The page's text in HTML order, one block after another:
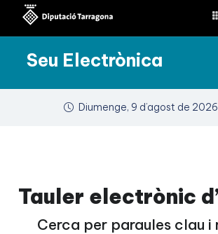
Seu Electrònica
Diumenge, 9 d’agost de
Tauler electrònic
Cerca per paraules clau i